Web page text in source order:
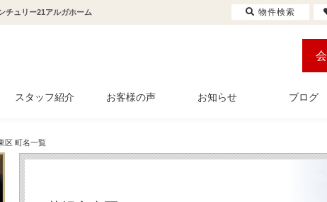
チュリー21アルガホーム
スタッフ紹介 お客様の声 お知らせ ブログ
区 町名一覧
物件検索